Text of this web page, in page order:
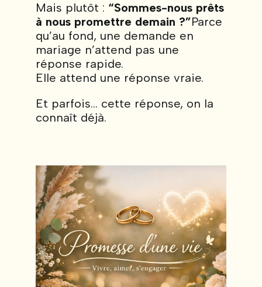
Mais plutôt : “Sommes-nous prêts
à nous promettre demain ?”Parce
qu’au fond, une demande en
mariage n’attend pas une
réponse rapide.
Elle attend une réponse vraie.
Et parfois… cette réponse, on la
connaît déjà.